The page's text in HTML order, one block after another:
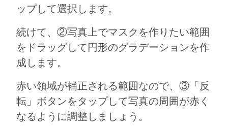
ップして選択します。
続けて、②写真上でマスクを作りたい範囲
をドラッグして円形のグラデーションを作
成します。
赤い領域が補正される範囲なので、③「反
転」ボタンをタップして写真の周囲が赤く
なるように調整しましょう。